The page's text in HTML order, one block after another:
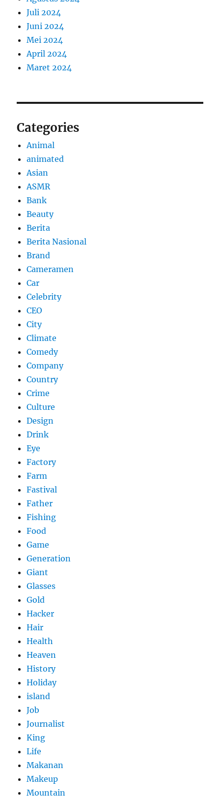
Juli 2024
Juni 2024
Mei 2024
April 2024
Maret 2024
Categories
Animal
animated
Asian
ASMR
Bank
Beauty
Berita
Berita Nasional
Brand
Cameramen
Car
Celebrity
CEO
City
Climate
Comedy
Company
Country
Crime
Culture
Design
Drink
Eye
Factory
Farm
Fastival
Father
Fishing
Food
Game
Generation
Giant
Glasses
Gold
Hacker
Hair
Health
Heaven
History
Holiday
island
Job
Journalist
King
Life
Makanan
Makeup
Mountain